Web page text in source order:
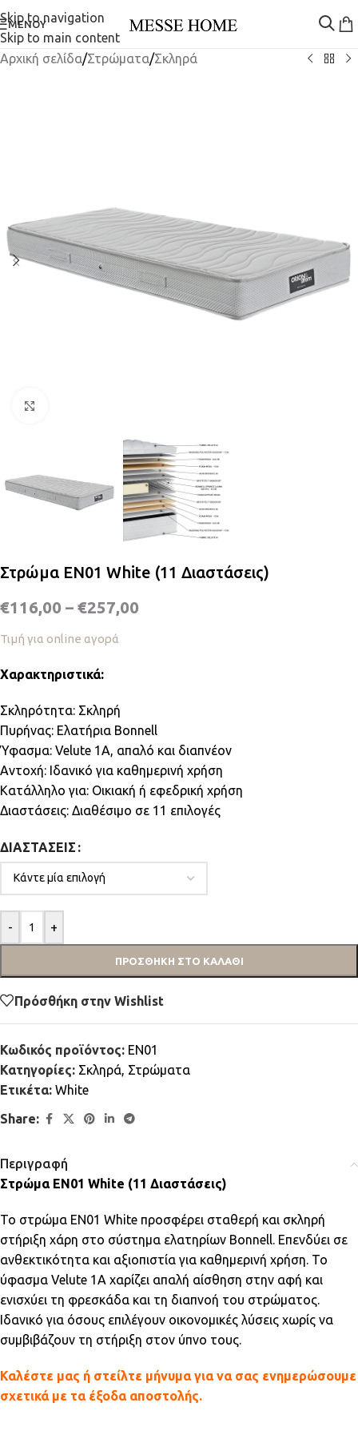
Skip to navigation
Skip to main content
ΜΕΝΟΎ
Αρχική σελίδα/Στρώματα/Σκληρά
Στρώμα EN01 White (11 Διαστάσεις)
€116,00 – €257,00
Τιμή για online αγορά
Χαρακτηριστικά:
Σκληρότητα: Σκληρή
Πυρήνας: Ελατήρια Bonnell
Ύφασμα: Velute 1A, απαλό και διαπνέον
Αντοχή: Ιδανικό για καθημερινή χρήση
Κατάλληλο για: Οικιακή ή εφεδρική χρήση
Διαστάσεις: Διαθέσιμο σε 11 επιλογές
ΔΙΑΣΤΆΣΕΙΣ
- +
ΠΡΟΣΘΉΚΗ ΣΤΟ ΚΑΛΆΘΙ
Πρόσθήκη στην Wishlist
Κωδικός προϊόντος: EN01
Κατηγορίες: Σκληρά, Στρώματα
Ετικέτα: White
Share:
Περιγραφή
Στρώμα EN01 White (11 Διαστάσεις)
Το στρώμα EN01 White προσφέρει σταθερή και σκληρή
στήριξη χάρη στο σύστημα ελατηρίων Bonnell. Επενδύει σε
ανθεκτικότητα και αξιοπιστία για καθημερινή χρήση. Το
ύφασμα Velute 1A χαρίζει απαλή αίσθηση στην αφή και
ενισχύει τη φρεσκάδα και τη διαπνοή του στρώματος.
Ιδανικό για όσους επιλέγουν οικονομικές λύσεις χωρίς να
συμβιβάζουν τη στήριξη στον ύπνο τους.
Καλέστε μας ή στείλτε μήνυμα για να σας ενημερώσουμε
σχετικά με τα έξοδα αποστολής.